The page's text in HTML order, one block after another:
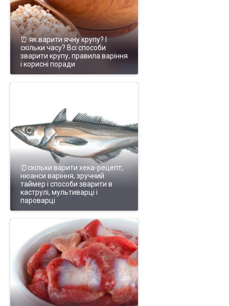
⏰ як варити ячну крупу? І
скільки часу? Всі способи
зварити крупу, правила варіння
і корисні поради
⏰скільки варити хека-рецепт,
нюанси варіння, зручний
таймер і способи зварити в
каструлі, мультиварці і
пароварці